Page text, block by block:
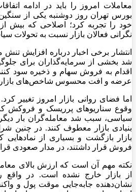
معاملات امروز را باید در ادامه
بورس تهران روز دوشنبه یکی از
خود را تجربه کرد؛ اصلاحی که بیش
نگرانی فعالان بازار نسبت به تحولات
انتشار برخی اخبار درباره افزایش تنش
شد بخشی از سرمایه‌گذاران برای
اقدام به فروش سهام و ذخیره سود
عرضه و افت محسوس شاخص‌های بازار
اما فضای روانی بازار امروز تغییر
وقوع سناریوهای پرریسک و فروکش
سیاسی، سبب شد معامله‌گران بار
بنیادی بازار معطوف کنند. در چنین
بازار بازگشت و بسیاری از
فروش قرار داشتند، در مدار صعودی
نکته مهم آن است که ارزش بالای
از بازار خارج نشده است. در واقع
نشان‌دهنده جابه‌جایی موقت پول و